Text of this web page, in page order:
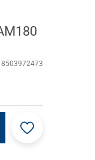
Προσθήκη